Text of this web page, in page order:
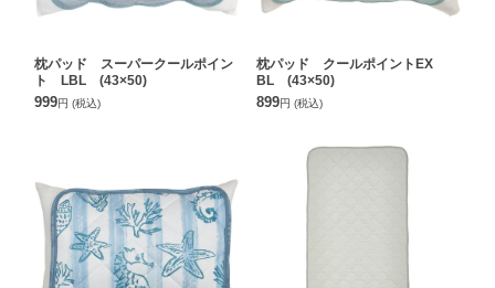
枕パッド スーパークールポイン
ト LBL (43×50)
999円 (税込)
枕パッド クールポイントEX
BL (43×50)
899円 (税込)